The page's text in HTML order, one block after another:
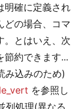
明確に定義され
どの場合、コマ
。とはいえ、次
節約できます...
み込みのため)
を参照し
列処理(異なる